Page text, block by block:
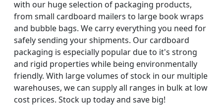
with our huge selection of packaging products,
from small cardboard mailers to large book wraps
and bubble bags. We carry everything you need for
safely sending your shipments. Our cardboard
packaging is especially popular due to it's strong
and rigid properties while being environmentally
friendly. With large volumes of stock in our multiple
warehouses, we can supply all ranges in bulk at low
cost prices. Stock up today and save big!